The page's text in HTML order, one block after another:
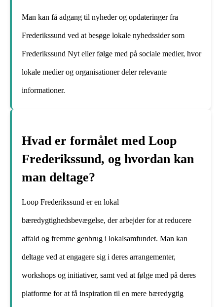
Man kan få adgang til nyheder og opdateringer fra
Frederikssund ved at besøge lokale nyhedssider som
Frederikssund Nyt eller følge med på sociale medier, hvor
lokale medier og organisationer deler relevante
informationer.
Hvad er formålet med Loop
Frederikssund, og hvordan kan
man deltage?
Loop Frederikssund er en lokal
bæredygtighedsbevægelse, der arbejder for at reducere
affald og fremme genbrug i lokalsamfundet. Man kan
deltage ved at engagere sig i deres arrangementer,
workshops og initiativer, samt ved at følge med på deres
platforme for at få inspiration til en mere bæredygtig